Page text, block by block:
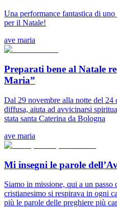
Una performance fantastica di
per il Natale!
ave maria
Preparati bene al Natale
Maria”
Dal 29 novembre alla notte del 24
diffusa, aiuta ad avvicinarsi
stata santa Caterina da Bologna
ave maria
Mi insegni le parole
Siamo in missione, qui a un passo
cristianesimo si respirava in ogni
più le parole delle preghiere più